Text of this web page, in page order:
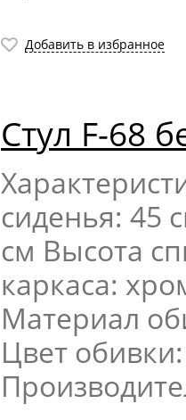
Добавить в избранное
Стул F-68
сиденья: 45
см Высота
каркаса:
Материал
Цвет